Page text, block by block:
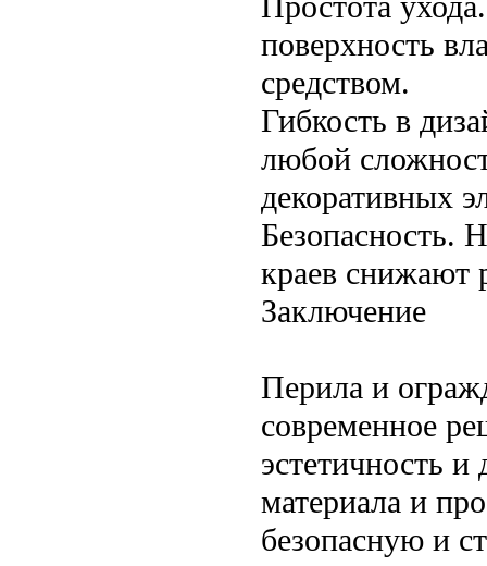
поверхность
средством.
Гибкость в
любой
декоративных
Безопасность.
краев снижают
Заключение
Перила и
современное
эстетичность
материала и
безопасную и